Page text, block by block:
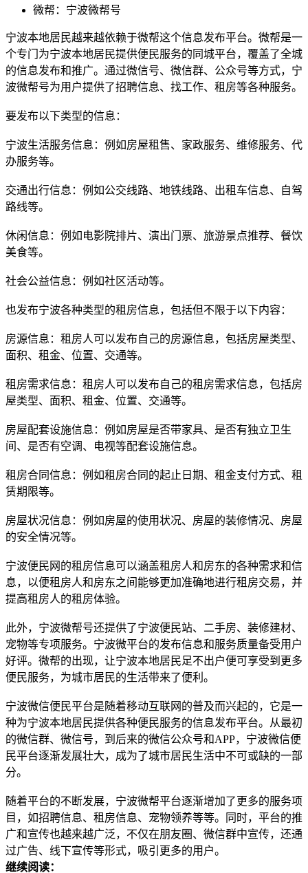
微帮：宁波微帮号
宁波本地居民越来越依赖于微帮这个信息发布平台。微帮是一
个专门为宁波本地居民提供便民服务的同城平台，覆盖了全城
的信息发布和推广。通过微信号、微信群、公众号等方式，宁
波微帮号为用户提供了招聘信息、找工作、租房等各种服务。
要发布以下类型的信息：
宁波生活服务信息：例如房屋租售、家政服务、维修服务、代
办服务等。
交通出行信息：例如公交线路、地铁线路、出租车信息、自驾
路线等。
休闲信息：例如电影院排片、演出门票、旅游景点推荐、餐饮
美食等。
社会公益信息：例如社区活动等。
也发布宁波各种类型的租房信息，包括但不限于以下内容：
房源信息：租房人可以发布自己的房源信息，包括房屋类型、
面积、租金、位置、交通等。
租房需求信息：租房人可以发布自己的租房需求信息，包括房
屋类型、面积、租金、位置、交通等。
房屋配套设施信息：例如房屋是否带家具、是否有独立卫生
间、是否有空调、电视等配套设施信息。
租房合同信息：例如租房合同的起止日期、租金支付方式、租
赁期限等。
房屋状况信息：例如房屋的使用状况、房屋的装修情况、房屋
的安全情况等。
宁波便民网的租房信息可以涵盖租房人和房东的各种需求和信
息，以便租房人和房东之间能够更加准确地进行租房交易，并
提高租房人的租房体验。
此外，宁波微帮号还提供了宁波便民站、二手房、装修建材、
宠物等专项服务。宁波微平台的发布信息和服务质量备受用户
好评。微帮的出现，让宁波本地居民足不出户便可享受到更多
便民服务，为城市居民的生活带来了便利。
宁波微信便民平台是随着移动互联网的普及而兴起的，它是一
种为宁波本地居民提供各种便民服务的信息发布平台。从最初
的微信群、微信号，到后来的微信公众号和APP，宁波微信便
民平台逐渐发展壮大，成为了城市居民生活中不可或缺的一部
分。
随着平台的不断发展，宁波微帮平台逐渐增加了更多的服务项
目，如招聘信息、租房信息、宠物领养等等。同时，平台的推
广和宣传也越来越广泛，不仅在朋友圈、微信群中宣传，还通
过广告、线下宣传等形式，吸引更多的用户。
继续阅读：